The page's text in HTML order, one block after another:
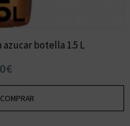
azucar botella 1.5 L
COMPRAR